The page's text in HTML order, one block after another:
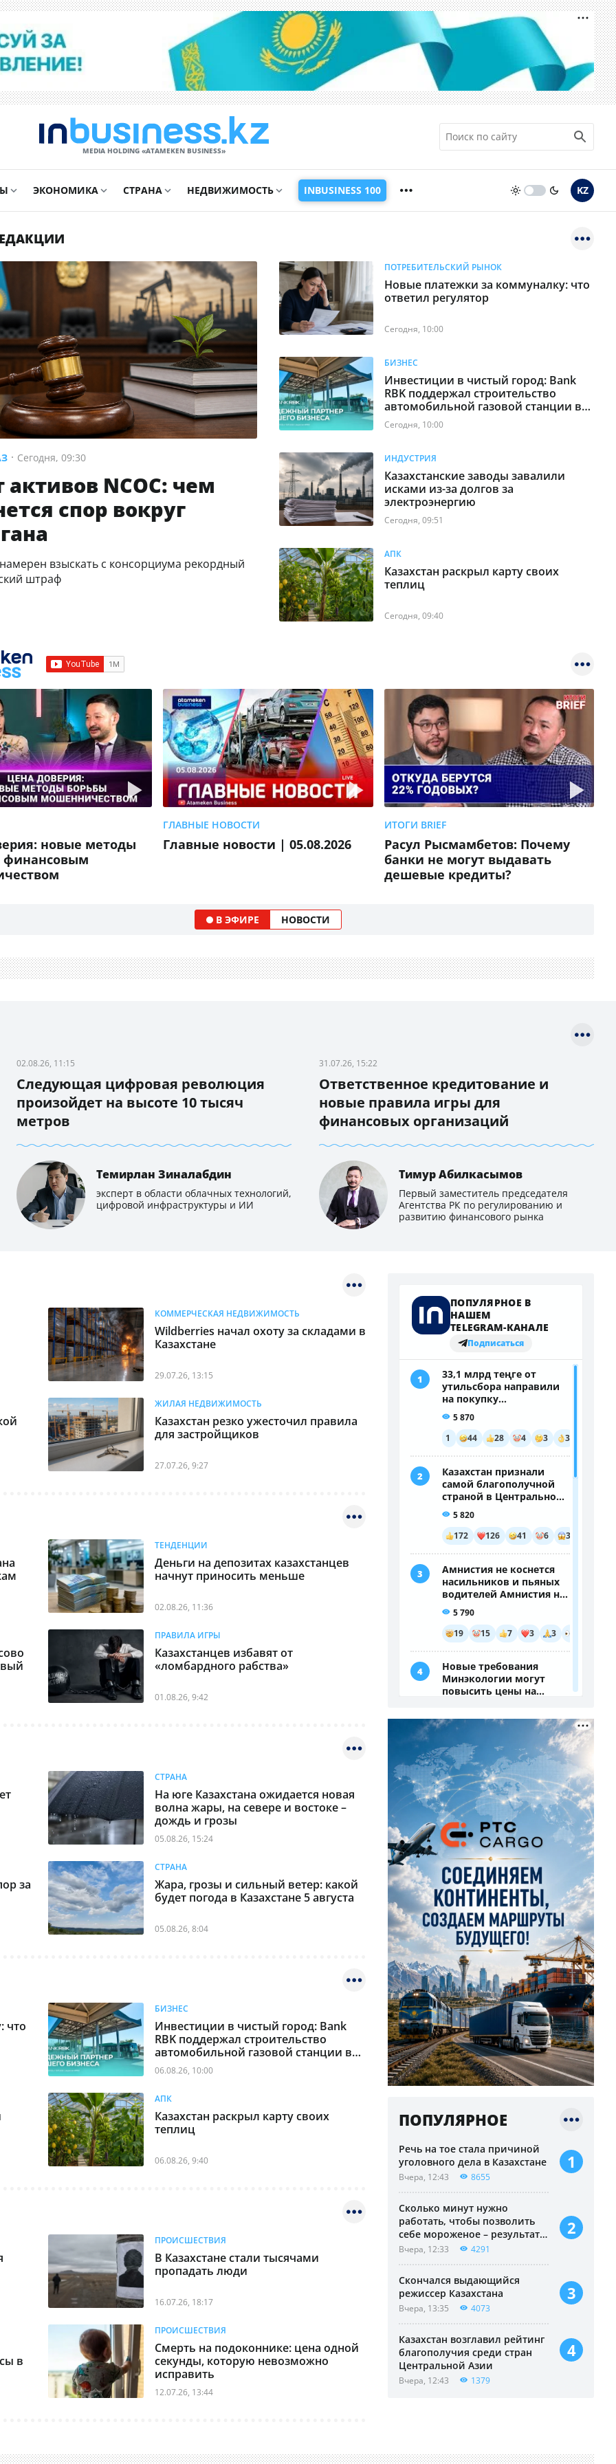
MEDIA HOLDING «ATAMEKЕN BUSINESS»
ЭКОНОМИКА СТРАНА НЕДВИЖИМОСТЬ INBUSINESS 100 KZ
Сегодня, 09:30
активов NCOC: чем
спор вокруг
взыскать с консорциума рекордный
штраф
ПОТРЕБИТЕЛЬСКИЙ РЫНОК
Сегодня, 10:00
Новые платежки за коммуналку: что
ответил регулятор
БИЗНЕС
Сегодня, 10:00
Инвестиции в чистый город: Bank
RBK поддержал строительство
автомобильной газовой станции в
Алматы
ИНДУСТРИЯ
Сегодня, 09:51
Казахстанские заводы завалили
исками из-за долгов за
электроэнергию
АПК
Сегодня, 09:40
Казахстан раскрыл карту своих
теплиц
новые методы
финансовым
ГЛАВНЫЕ НОВОСТИ
Главные новости | 05.08.2026
ИТОГИ BRIEF
Расул Рысмамбетов: Почему
банки не могут выдавать
дешевые кредиты?
В ЭФИРЕ НОВОСТИ
02.08.26, 11:15
Следующая цифровая революция
произойдет на высоте 10 тысяч
метров
Темирлан Зиналабдин
эксперт в области облачных технологий,
цифровой инфраструктуры и ИИ
31.07.26, 15:22
Ответственное кредитование и
новые правила игры для
финансовых организаций
Тимур Абилкасымов
Первый заместитель председателя
Агентства РК по регулированию и
развитию финансового рынка
КОММЕРЧЕСКАЯ НЕДВИЖИМОСТЬ
29.07.26, 13:15
Wildberries начал охоту за складами в
Казахстане
ЖИЛАЯ НЕДВИЖИМОСТЬ
27.07.26, 9:27
Казахстан резко ужесточил правила
для застройщиков
ТЕНДЕНЦИИ
02.08.26, 11:36
Деньги на депозитах казахстанцев
начнут приносить меньше
ПРАВИЛА ИГРЫ
01.08.26, 9:42
Казахстанцев избавят от
«ломбардного рабства»
СТРАНА
05.08.26, 15:24
На юге Казахстана ожидается новая
волна жары, на севере и востоке –
дождь и грозы
за
СТРАНА
05.08.26, 8:04
Жара, грозы и сильный ветер: какой
будет погода в Казахстане 5 августа
что
БИЗНЕС
06.08.26, 10:00
Инвестиции в чистый город: Bank
RBK поддержал строительство
автомобильной газовой станции в
Алматы
АПК
06.08.26, 9:40
Казахстан раскрыл карту своих
теплиц
ПРОИСШЕСТВИЯ
16.07.26, 18:17
В Казахстане стали тысячами
пропадать люди
в
ПРОИСШЕСТВИЯ
12.07.26, 13:44
Смерть на подоконнике: цена одной
секунды, которую невозможно
исправить
ПОПУЛЯРНОЕ
Речь на тое стала причиной
уголовного дела в Казахстане
Вчера, 12:43 8655
Сколько минут нужно
работать, чтобы позволить
себе мороженое – результаты
подсчета
Вчера, 12:33 4291
Скончался выдающийся
режиссер Казахстана
Вчера, 13:35 4073
Казахстан возглавил рейтинг
благополучия среди стран
Центральной Азии
Вчера, 12:43 1379